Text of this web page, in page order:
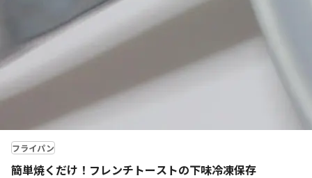
フライパン
簡単焼くだけ！フレンチトーストの下味冷凍保存